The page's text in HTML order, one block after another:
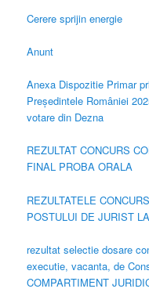
Cerere sprijin energie
Anunt
Anexa Dispozitie Primar
Președintele României
votare din Dezna
REZULTAT CONCURS
FINAL PROBA ORALA
REZULTATELE
POSTULUI DE JURIST
rezultat selectie dosare
executie, vacanta, de
COMPARTIMENT